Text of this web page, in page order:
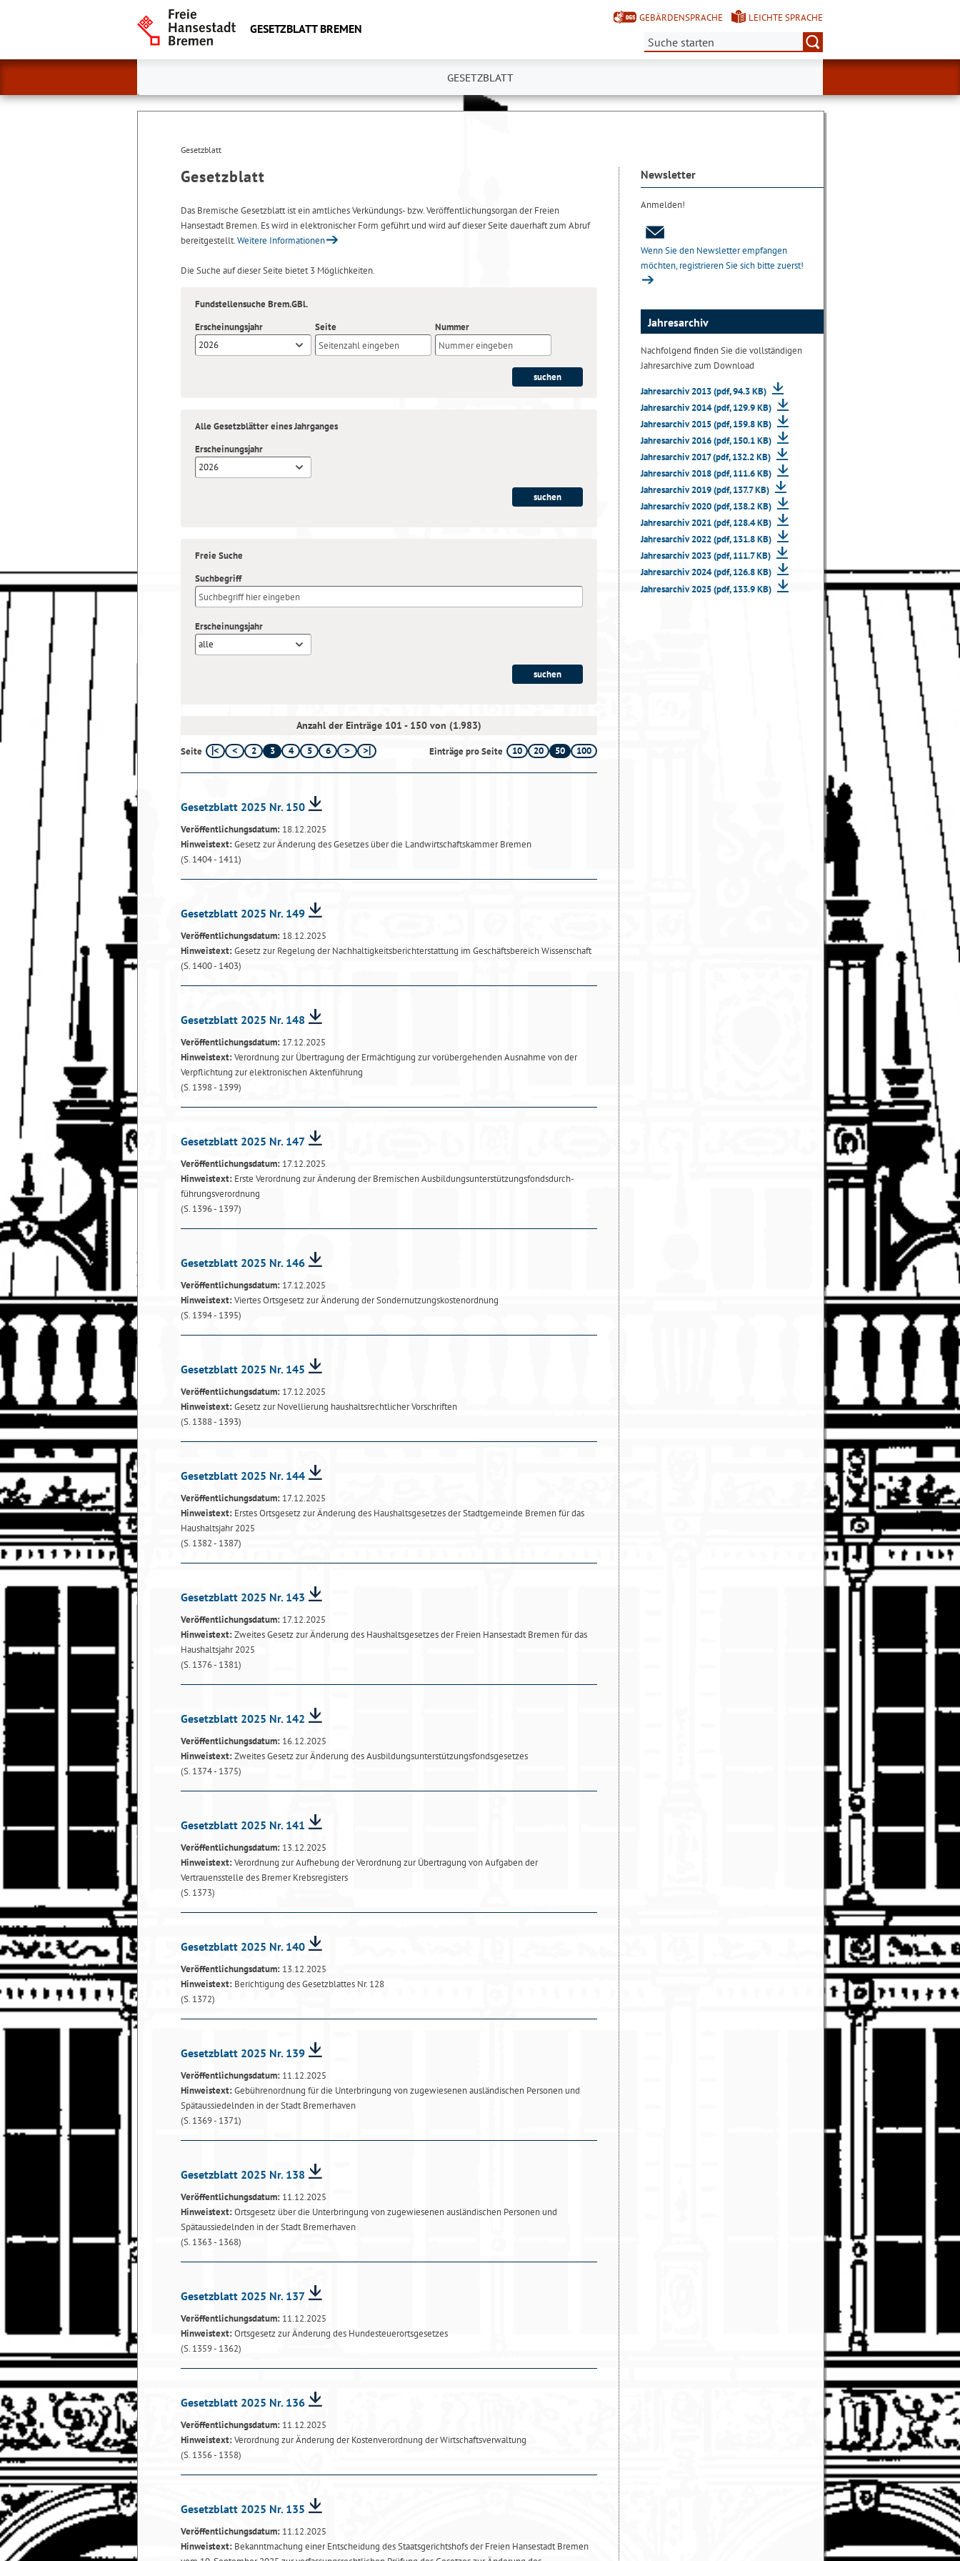
GESETZBLATT BREMEN
GEBÄRDENSPRACHE
LEICHTE SPRACHE
Suche:
GESETZBLATT
Gesetzblatt
Gesetzblatt
Das Bremische Gesetzblatt ist ein amtliches Verkündungs- bzw. Veröffentlichungsorgan der Freien
Hansestadt Bremen. Es wird in elektronischer Form geführt und wird auf dieser Seite dauerhaft zum Abruf
bereitgestellt.Weitere Informationen
Die Suche auf dieser Seite bietet 3 Möglichkeiten.
Fundstellensuche Brem.GBl.
Erscheinungsjahr
2026
Seite Nummer
Alle Gesetzblätter eines Jahrganges
Erscheinungsjahr
2026
Freie Suche
Suchbegriff
Erscheinungsjahr
alle
Anzahl der Einträge 101 - 150 von (1.983)
Seite 2 3 4 5 6 Einträge pro Seite 10 20 50 100
Gesetzblatt 2025 Nr. 150
Veröffentlichungsdatum: 18.12.2025
Hinweistext:Gesetz zur Änderung des Gesetzes über die Landwirtschaftskammer Bremen
(S. 1404 - 1411)
Gesetzblatt 2025 Nr. 149
Veröffentlichungsdatum: 18.12.2025
Hinweistext:Gesetz zur Regelung der Nachhaltigkeitsberichterstattung im Geschäftsbereich Wissenschaft
(S. 1400 - 1403)
Gesetzblatt 2025 Nr. 148
Veröffentlichungsdatum: 17.12.2025
Hinweistext:Verordnung zur Übertragung der Ermächtigung zur vorübergehenden Ausnahme von der
Verpflichtung zur elektronischen Aktenführung
(S. 1398 - 1399)
Gesetzblatt 2025 Nr. 147
Veröffentlichungsdatum: 17.12.2025
Hinweistext: Erste Verordnung zur Änderung der Bremischen Ausbildungsunterstützungsfondsdurch-
führungsverordnung
(S. 1396 - 1397)
Gesetzblatt 2025 Nr. 146
Veröffentlichungsdatum: 17.12.2025
Hinweistext:Viertes Ortsgesetz zur Änderung der Sondernutzungskostenordnung
(S. 1394 - 1395)
Gesetzblatt 2025 Nr. 145
Veröffentlichungsdatum: 17.12.2025
Hinweistext:Gesetz zur Novellierung haushaltsrechtlicher Vorschriften
(S. 1388 - 1393)
Gesetzblatt 2025 Nr. 144
Veröffentlichungsdatum: 17.12.2025
Hinweistext: Erstes Ortsgesetz zur Änderung des Haushaltsgesetzes der Stadtgemeinde Bremen für das
Haushaltsjahr 2025
(S. 1382 - 1387)
Gesetzblatt 2025 Nr. 143
Veröffentlichungsdatum: 17.12.2025
Hinweistext:Zweites Gesetz zur Änderung des Haushaltsgesetzes der Freien Hansestadt Bremen für das
Haushaltsjahr 2025
(S. 1376 - 1381)
Gesetzblatt 2025 Nr. 142
Veröffentlichungsdatum: 16.12.2025
Hinweistext:Zweites Gesetz zur Änderung des Ausbildungsunterstützungsfondsgesetzes
(S. 1374 - 1375)
Gesetzblatt 2025 Nr. 141
Veröffentlichungsdatum: 13.12.2025
Hinweistext:Verordnung zur Aufhebung der Verordnung zur Übertragung von Aufgaben der
Vertrauensstelle des Bremer Krebsregisters
(S. 1373)
Gesetzblatt 2025 Nr. 140
Veröffentlichungsdatum: 13.12.2025
Hinweistext: Berichtigung des Gesetzblattes Nr. 128
(S. 1372)
Gesetzblatt 2025 Nr. 139
Veröffentlichungsdatum: 11.12.2025
Hinweistext:Gebührenordnung für die Unterbringung von zugewiesenen ausländischen Personen und
Spätaussiedelnden in der Stadt Bremerhaven
(S. 1369 - 1371)
Gesetzblatt 2025 Nr. 138
Veröffentlichungsdatum: 11.12.2025
Hinweistext:Ortsgesetz über die Unterbringung von zugewiesenen ausländischen Personen und
Spätaussiedelnden in der Stadt Bremerhaven
(S. 1363 - 1368)
Gesetzblatt 2025 Nr. 137
Veröffentlichungsdatum: 11.12.2025
Hinweistext:Ortsgesetz zur Änderung des Hundesteuerortsgesetzes
(S. 1359 - 1362)
Gesetzblatt 2025 Nr. 136
Veröffentlichungsdatum: 11.12.2025
Hinweistext:Verordnung zur Änderung der Kostenverordnung der Wirtschaftsverwaltung
(S. 1356 - 1358)
Gesetzblatt 2025 Nr. 135
Veröffentlichungsdatum: 11.12.2025
Hinweistext: Bekanntmachung einer Entscheidung des Staatsgerichtshofs der Freien Hansestadt Bremen
Newsletter
Anmelden!
Wenn Sie den Newsletter empfangen
möchten, registrieren Sie sich bitte zuerst!
Jahresarchiv
Nachfolgend finden Sie die vollständigen
Jahresarchive zum Download
Jahresarchiv 2013 (pdf, 94.3 KB)
Jahresarchiv 2014 (pdf, 129.9 KB)
Jahresarchiv 2015 (pdf, 159.8 KB)
Jahresarchiv 2016 (pdf, 150.1 KB)
Jahresarchiv 2017 (pdf, 132.2 KB)
Jahresarchiv 2018 (pdf, 111.6 KB)
Jahresarchiv 2019 (pdf, 137.7 KB)
Jahresarchiv 2020 (pdf, 138.2 KB)
Jahresarchiv 2021 (pdf, 128.4 KB)
Jahresarchiv 2022 (pdf, 131.8 KB)
Jahresarchiv 2023 (pdf, 111.7 KB)
Jahresarchiv 2024 (pdf, 126.8 KB)
Jahresarchiv 2025 (pdf, 133.9 KB)